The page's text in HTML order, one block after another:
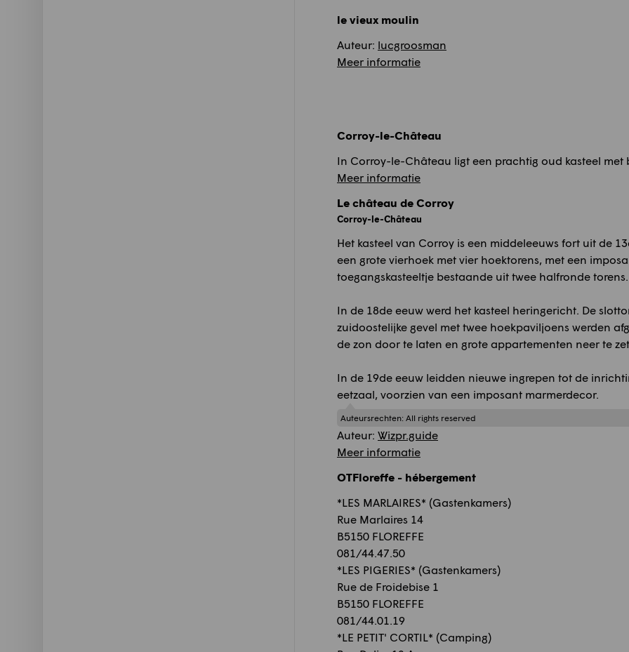
le vieux moulin
Auteur: lucgroosman
Meer informatie
Corroy-le-Château
In Corroy-le-Château ligt een prachtig oud kasteel met
Meer informatie
Le château de Corroy
Corroy-le-Château
Het kasteel van Corroy is een middeleeuws fort uit de
een grote vierhoek met vier hoektorens, met een
toegangskasteeltje bestaande uit twee halfronde torens.
In de 18de eeuw werd het kasteel heringericht. De
zuidoostelijke gevel met twee hoekpaviljoens werden
de zon door te laten en grote appartementen neer te
In de 19de eeuw leidden nieuwe ingrepen tot de
eetzaal, voorzien van een imposant marmerdecor.
Auteursrechten: All rights reserved
Auteur: Wizpr.guide
Meer informatie
OTFloreffe - hébergement
*LES MARLAIRES* (Gastenkamers)
Rue Marlaires 14
B5150 FLOREFFE
081/44.47.50
*LES PIGERIES* (Gastenkamers)
Rue de Froidebise 1
B5150 FLOREFFE
081/44.01.19
*LE PETIT' CORTIL* (Camping)